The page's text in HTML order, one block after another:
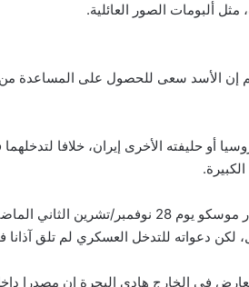
ألبومات الصور العائلية.
إن الأسد سعى للحصول على المساعدة
وقال 3 دبلوماسيين إقليميين إن الأسد زار موسكو
دعواته للتدخل العسكري لم تلق آذانا
في الخارج هادي البحرة إن مصدرا